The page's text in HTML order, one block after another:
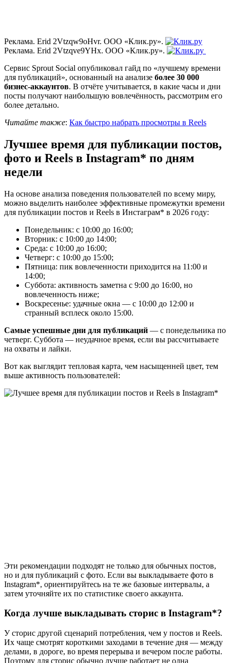
Реклама. Erid 2Vtzqw9oHvr. ООО «Клик.ру».
Реклама. Erid 2Vtzqve9YHx. ООО «Клик.ру».
Сервис Sprout Social опубликовал гайд по «лучшему времени
для публикаций», основанный на анализе более 30 000
бизнес-аккаунтов. В отчёте учитывается, в какие часы и дни
посты получают наибольшую вовлечённость, рассмотрим его
более детально.
Читайте также: Как быстро набрать просмотры в Reels
Лучшее время для публикации постов,
фото и Reels в Instagram* по дням
недели
На основе анализа поведения пользователей по всему миру,
можно выделить наиболее эффективные промежутки времени
для публикации постов и Reels в Инстаграм* в 2026 году:
Понедельник: с 10:00 до 16:00;
Вторник: с 10:00 до 14:00;
Среда: с 10:00 до 16:00;
Четверг: с 10:00 до 15:00;
Пятница: пик вовлеченности приходится на 11:00 и
14:00;
Суббота: активность заметна с 9:00 до 16:00, но
вовлеченность ниже;
Воскресенье: удачные окна — с 10:00 до 12:00 и
странный всплеск около 15:00.
Самые успешные дни для публикаций — с понедельника по
четверг. Суббота — неудачное время, если вы рассчитываете
на охваты и лайки.
Вот как выглядит тепловая карта, чем насыщенней цвет, тем
выше активность пользователей:
Эти рекомендации подходят не только для обычных постов,
но и для публикаций с фото. Если вы выкладываете фото в
Instagram*, ориентируйтесь на те же базовые интервалы, а
затем уточняйте их по статистике своего аккаунта.
Когда лучше выкладывать сторис в Instagram*?
У сторис другой сценарий потребления, чем у постов и Reels.
Их чаще смотрят короткими заходами в течение дня — между
делами, в дороге, во время перерыва и вечером после работы.
Поэтому для сторис обычно лучше работает не одна